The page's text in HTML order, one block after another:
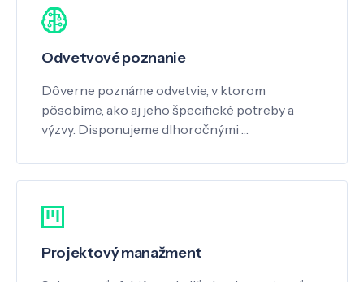
Odvetvové poznanie
Dôverne poznáme odvetvie, v ktorom
pôsobíme, ako aj jeho špecifické potreby a
výzvy. Disponujeme dlhoročnými …
Projektový manažment